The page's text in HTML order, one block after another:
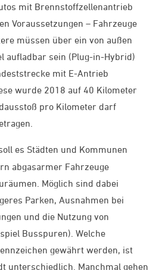
mit Brennstoffzellenantrieb
Voraussetzungen – Fahrzeuge
müssen über ein von außen
aufladbar sein (Plug-in-Hybrid)
mit E-Antrieb
wurde 2018 auf 40 Kilometer
pro Kilometer darf
es Städten und Kommunen
abgasarmer Fahrzeuge
Möglich sind dabei
Parken, Ausnahmen bei
und die Nutzung von
Busspuren). Welche
gewährt werden, ist
unterschiedlich. Manchmal gehen